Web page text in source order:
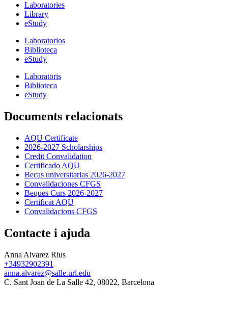
Laboratories
Library
eStudy
Laboratorios
Biblioteca
eStudy
Laboratoris
Biblioteca
eStudy
Documents relacionats
AQU Certificate
2026-2027 Scholarships
Credit Convalidation
Certificado AQU
Becas universitarias 2026-2027
Convalidaciones CFGS
Beques Curs 2026-2027
Certificat AQU
Convalidacions CFGS
Contacte i ajuda
Anna Alvarez Rius
+34932902391
anna.alvarez@salle.url.edu
C. Sant Joan de La Salle 42, 08022, Barcelona